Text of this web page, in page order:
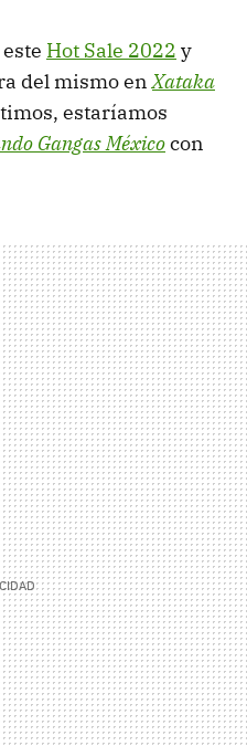
Hot Sale 2022 y
del mismo enXataka
estaríamos
Gangas Méxicocon